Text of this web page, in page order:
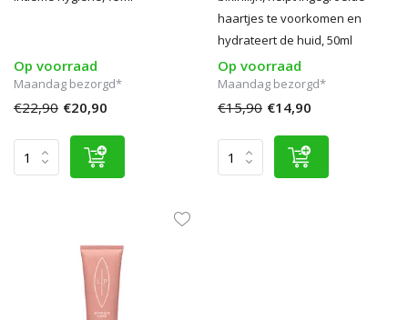
Op voorraad
Maandag bezorgd*
€22,90 €20,90
haartjes te voorkomen en
hydrateert de huid, 50ml
Op voorraad
Maandag bezorgd*
€15,90 €14,90